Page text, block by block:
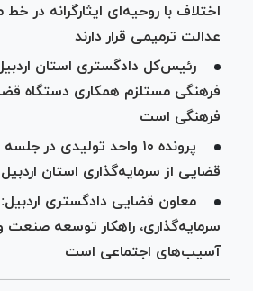
اختلاف با روحیه‌ای ایثارگرانه در
عدالت ترمیمی قرار دارند
رئیس‌کل دادگستری استان
فرهنگی مستلزم همکاری دستگاه
فرهنگی است
پرونده ۱۰ واحد تولیدی در
قضایی از سرمایه‌گذاری استان
معاون قضایی دادگستری
سرمایه‌گذاری، راهکار توسعه
آسیب‌های اجتماعی است